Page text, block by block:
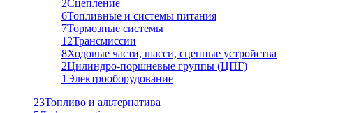
2Сцепление
6Топливные и системы питания
7Тормозные системы
12Трансмиссии
8Ходовые части, шасси, сцепные устройства
2Цилиндро-поршневые группы (ЦПГ)
1Электрооборудование
23Топливо и альтернатива